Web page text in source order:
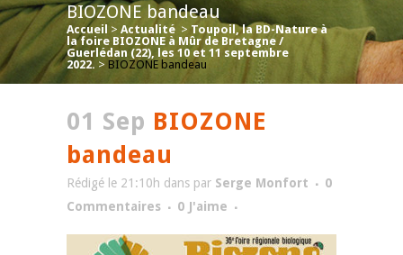
BIOZONE bandeau
Accueil > Actualité > Toupoil, la BD-Nature à
la foire BIOZONE à Mûr de Bretagne /
Guerlédan (22), les 10 et 11 septembre
2022. > BIOZONE bandeau
01 Sep BIOZONE
bandeau
Rédigé le 21:10h dans par Serge Monfort
0
Commentaires
0 J'aime